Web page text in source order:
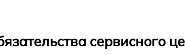
сервисного